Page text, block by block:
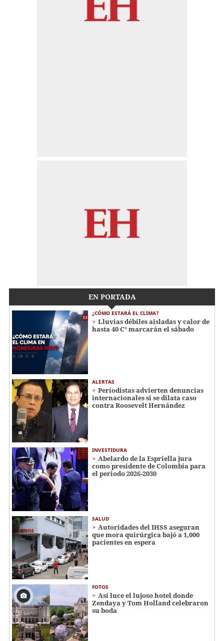
EN PORTADA
¿CÓMO ESTARÁ EL CLIMA?
Lluvias débiles aisladas y calor de
hasta 40 C° marcarán el sábado
ALERTAS
Periodistas advierten denuncias
internacionales si se dilata caso
contra Roosevelt Hernández
INVESTIDURA
Abelardo de la Espriella jura
como presidente de Colombia para
el periodo 2026-2030
SALUD
Autoridades del IHSS aseguran
que mora quirúrgica bajó a 1,000
pacientes en espera
FOTOS
Así luce el lujoso hotel donde
Zendaya y Tom Holland celebraron
su boda